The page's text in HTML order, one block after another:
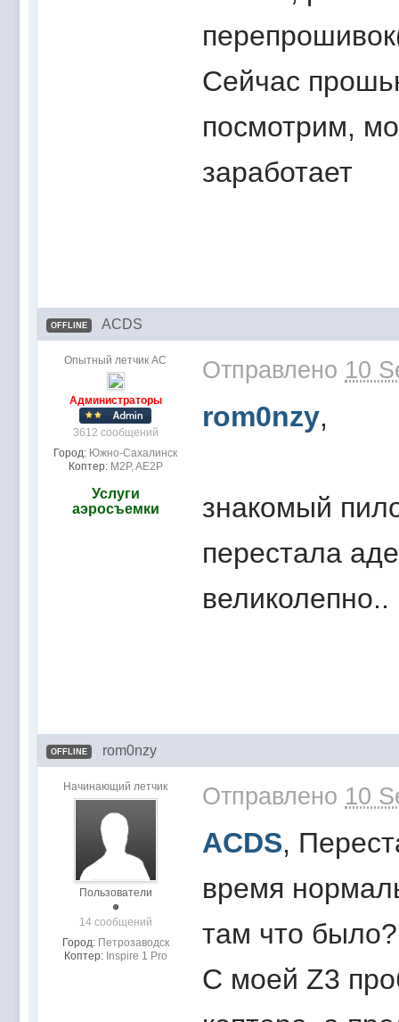
Сейчас
посмотрим,
заработает
OFFLINE ACDS
Опытный летчик АС
Администраторы
3612 сообщений
Город: Южно-Сахалинск
Коптер: M2P, AE2P
Услуги
аэросъемки
Отправлено 10
rom0nzy,
знакомый
перестала
великолепно..
OFFLINE rom0nzy
Начинающий летчик
Пользователи
14 сообщений
Город: Петрозаводск
Коптер: Inspire 1 Pro
Отправлено 10
ACDS,
время
там что было?
С моей Z3